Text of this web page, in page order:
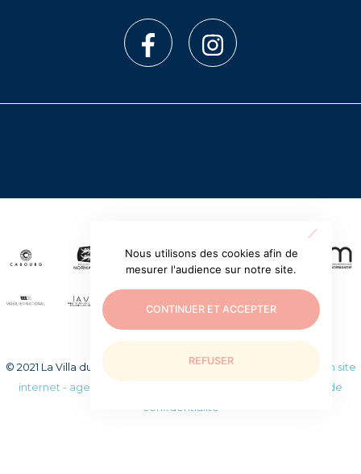
© 2021 La Villa du temps retrouvé. Tous droits réservés.
Création site
internet - agence web WEEZY
Politique de
confidentialité
Nous utilisons des cookies afin de
mesurer l'audience sur notre site.
CONTINUER ET ACCEPTER
REFUSER